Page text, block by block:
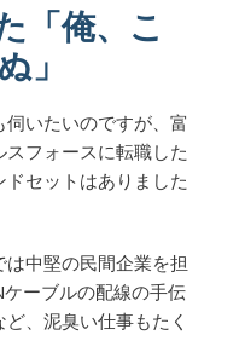
「俺、こ
」
伺いたいのですが、富
フォースに転職した
セットはありました
は中堅の民間企業を担
ーブルの配線の手伝
、泥臭い仕事もたく